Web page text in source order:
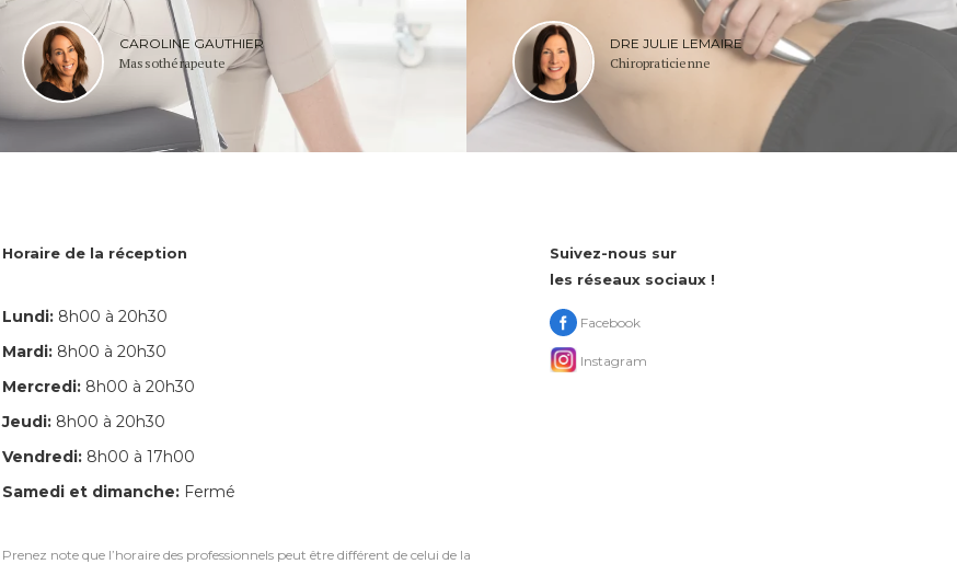
CAROLINE GAUTHIER
Massothérapeute
DRE JULIE LEMAIRE
Chiropraticienne
Horaire de la réception
Lundi: 8h00 à 20h30
Mardi: 8h00 à 20h30
Mercredi: 8h00 à 20h30
Jeudi: 8h00 à 20h30
Vendredi: 8h00 à 17h00
Samedi et dimanche: Fermé
Prenez note que l’horaire des professionnels peut être différent de celui de la
Suivez-nous sur
les réseaux sociaux !
Facebook
Instagram